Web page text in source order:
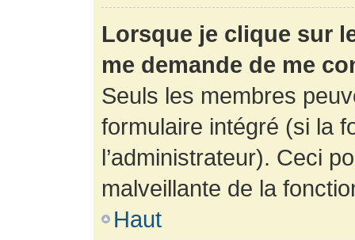
Lorsque je clique sur
me demande de me
Seuls les membres
formulaire intégré (si la
l’administrateur). Ceci
malveillante de la
Haut